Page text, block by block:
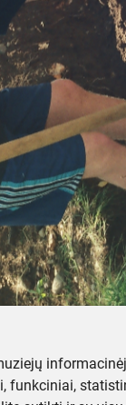
funkciniai,